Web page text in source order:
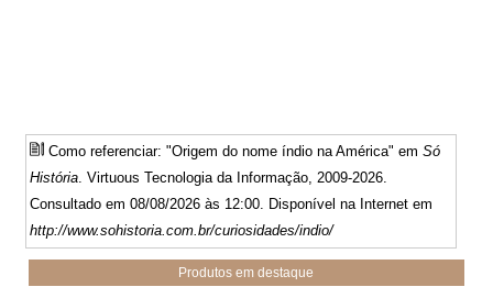
Como referenciar: "Origem do nome índio na América" emSó
História. Virtuous Tecnologia da Informação, 2009-2026.
Consultado em 08/08/2026 às 12:00. Disponível na Internet em
http://www.sohistoria.com.br/curiosidades/indio/
Produtos em destaque